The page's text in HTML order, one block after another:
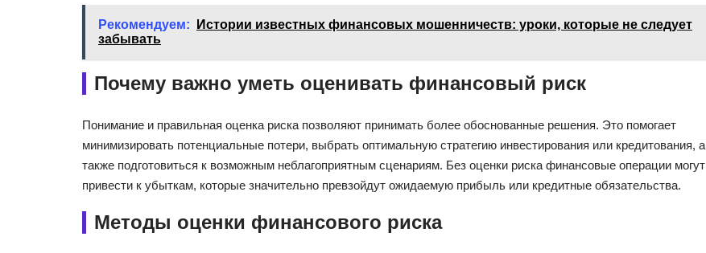
Рекомендуем:
Истории известных финансовых мошенничеств: уроки, которые не следует
забывать
Почему важно уметь оценивать финансовый риск
Понимание и правильная оценка риска позволяют принимать более обоснованные решения. Это помогает
минимизировать потенциальные потери, выбрать оптимальную стратегию инвестирования или кредитования, а
также подготовиться к возможным неблагоприятным сценариям. Без оценки риска финансовые операции могут
привести к убыткам, которые значительно превзойдут ожидаемую прибыль или кредитные обязательства.
Методы оценки финансового риска